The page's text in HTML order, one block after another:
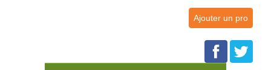
Ajouter un pro